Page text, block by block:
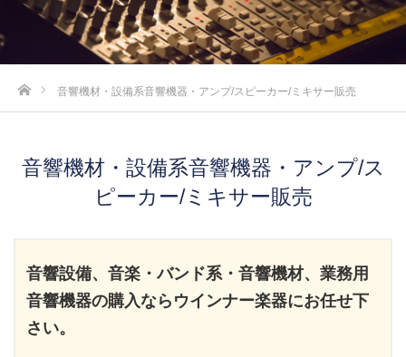
ホーム
音響機材・設備系音響機器・アンプ/スピーカー/ミキサー販売
音響機材・設備系音響機器・アンプ/ス
ピーカー/ミキサー販売
音響設備、音楽・バンド系・音響機材、業務用
音響機器の購入ならウインナー楽器にお任せ下
さい。